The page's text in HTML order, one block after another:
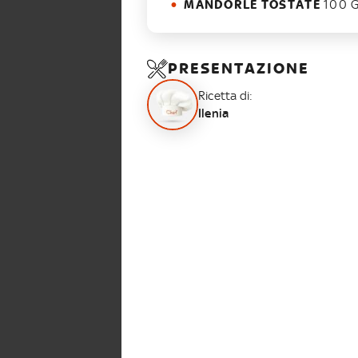
MANDORLE TOSTATE 100
PRESENTAZIONE
Ricetta di:
Ilenia